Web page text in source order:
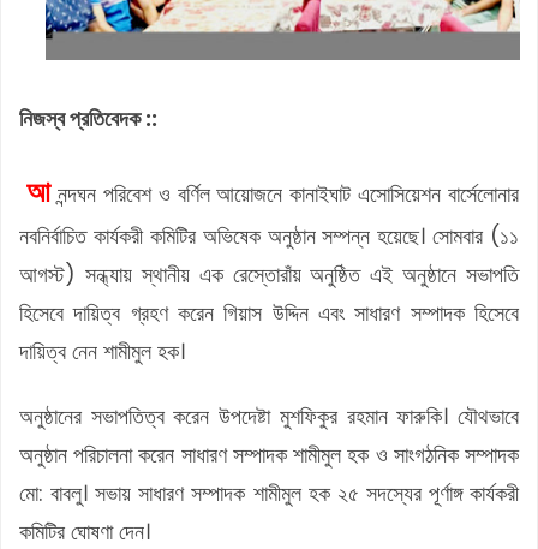
নিজস্ব প্রতিবেদক ::
আ নন্দঘন পরিবেশ ও বর্ণিল আয়োজনে কানাইঘাট এসোসিয়েশন বার্সেলোনার
নবনির্বাচিত কার্যকরী কমিটির অভিষেক অনুষ্ঠান সম্পন্ন হয়েছে। সোমবার (১১
আগস্ট) সন্ধ্যায় স্থানীয় এক রেস্তোরাঁয় অনুষ্ঠিত এই অনুষ্ঠানে সভাপতি
হিসেবে দায়িত্ব গ্রহণ করেন গিয়াস উদ্দিন এবং সাধারণ সম্পাদক হিসেবে
দায়িত্ব নেন শামীমুল হক।
অনুষ্ঠানের সভাপতিত্ব করেন উপদেষ্টা মুশফিকুর রহমান ফারুকি। যৌথভাবে
অনুষ্ঠান পরিচালনা করেন সাধারণ সম্পাদক শামীমুল হক ও সাংগঠনিক সম্পাদক
মো: বাবলু। সভায় সাধারণ সম্পাদক শামীমুল হক ২৫ সদস্যের পূর্ণাঙ্গ কার্যকরী
কমিটির ঘোষণা দেন।